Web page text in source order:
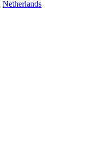
Netherlands